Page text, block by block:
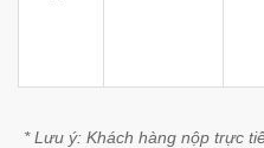
* Lưu ý: Khách hàng nộp trực